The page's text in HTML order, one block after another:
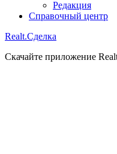
Редакция
Справочный центр
Realt.Сделка
Скачайте приложение